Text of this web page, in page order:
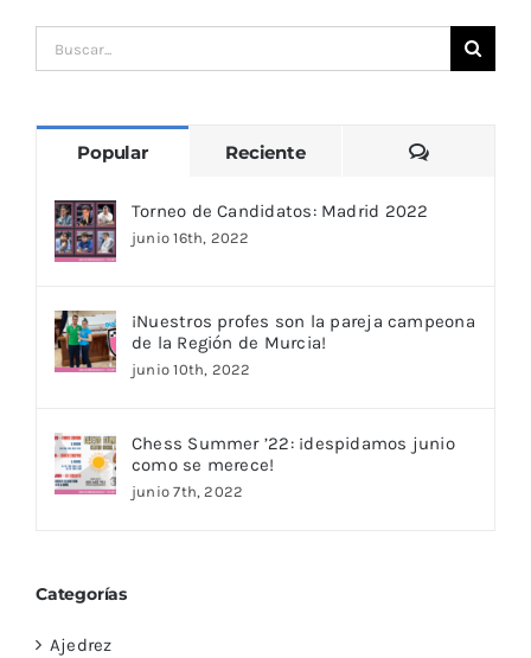
Buscar:
Popular Reciente
Torneo de Candidatos: Madrid 2022
¡Nuestros profes son la pareja campeona
de la Región de Murcia!
junio 10th, 2022
Chess Summer ’22: ¡despidamos junio
como se merece!
Categorías
Ajedrez